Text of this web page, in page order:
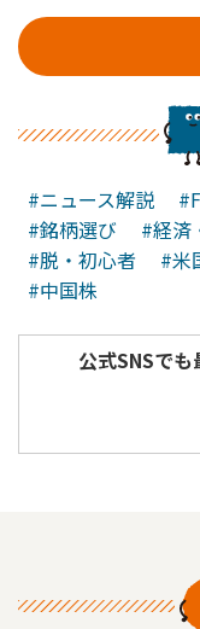
#ニュース解説
#銘柄選び
#経済
#脱・初心者
#米
#中国株
公式SNSで